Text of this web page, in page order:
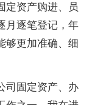
定资产购进、员
月逐笔登记，年
够更加准确、细
司固定资产、办